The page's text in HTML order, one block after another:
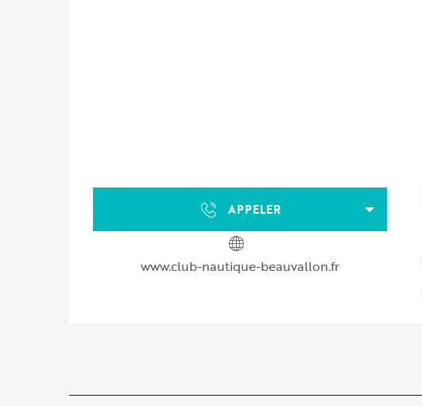
APPELER
www.club-nautique-beauvallon.fr